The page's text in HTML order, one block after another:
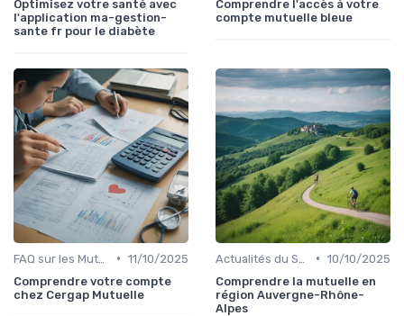
Optimisez votre santé avec
l'application ma-gestion-
sante fr pour le diabète
Comprendre l'accès à votre
compte mutuelle bleue
• 11/10/2025
Comprendre votre compte
chez Cergap Mutuelle
• 10/10/2025
Comprendre la mutuelle en
région Auvergne-Rhône-
Alpes